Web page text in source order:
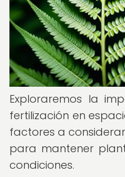
Exploraremos la
fertilización en
factores a
para mantener
condiciones.